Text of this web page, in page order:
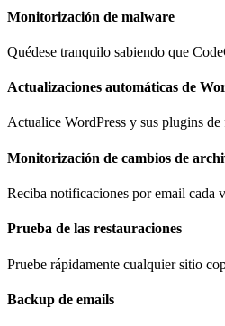
Monitorización de malware
Quédese tranquilo sabiendo que
Actualizaciones automáticas de
Actualice WordPress y sus plugins de
Monitorización de cambios de
Reciba notificaciones por email cada
Prueba de las restauraciones
Pruebe rápidamente cualquier sitio
Backup de emails